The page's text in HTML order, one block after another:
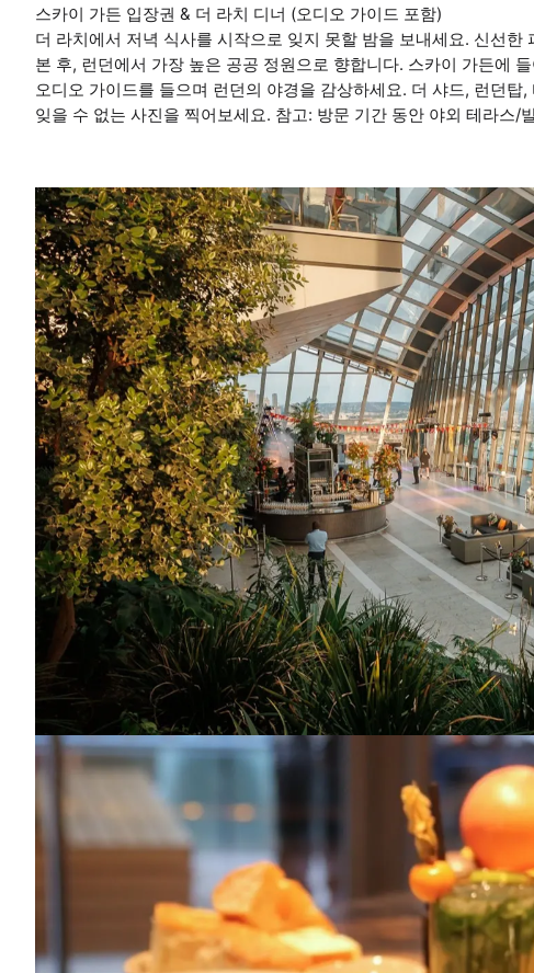
스카이 가든 입장권 & 더 라치 디너 (오디오 가이드 포함)
더 라치에서 저녁 식사를 시작으로 잊지 못할 밤을 보내세요. 신선
본 후, 런던에서 가장 높은 공공 정원으로 향합니다. 스카이 가든에
오디오 가이드를 들으며 런던의 야경을 감상하세요. 더 샤드, 런던
잊을 수 없는 사진을 찍어보세요. 참고: 방문 기간 동안 야외 테라스/